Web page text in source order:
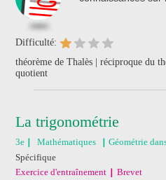
Difficulté:
théorème de Thalès | réciproque du
quotient
La trigonométrie
3e Mathématiques
Géométrie
Spécifique
Exercice d'entraînement
Brevet